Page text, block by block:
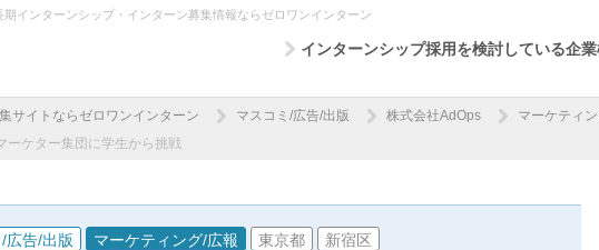
インターンシップ・インターン募集情報ならゼロワンインターン
インターンシップ採用を検討している企
サイトならゼロワンインターン マスコミ/広告/出版 株式会社AdOps
マーケティ
ーケター集団に学生から挑戦
広告/出版 マーケティング/広報 東京都 新宿区